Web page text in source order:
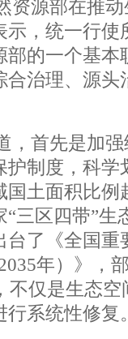
资源部在推
示，统一行
部的一个基
合治理、源
，首先是加
护制度，科
国土面积比
“三区四带”
台了《全国
年）》，
不仅是生态
系统性修复。